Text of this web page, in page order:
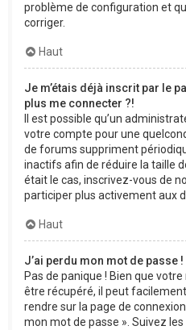
problème de configuration et
corriger.
Haut
Je m’étais déjà inscrit par le
plus me connecter ?!
Il est possible qu’un
votre compte pour une
de forums suppriment
inactifs afin de réduire la taille
était le cas, inscrivez-vous de
participer plus activement aux
Haut
J’ai perdu mon mot de passe !
Pas de panique ! Bien que
être récupéré, il peut
rendre sur la page de
mon mot de passe ». Suivez